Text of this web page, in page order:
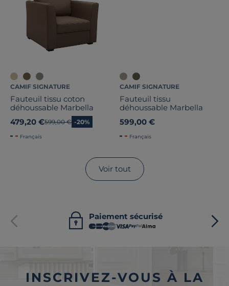
CAMIF SIGNATURE
Fauteuil tissu coton
déhoussable Marbella
479,20 €Ancien prix
599,00 € -20%
Français
CAMIF SIGNATURE
Fauteuil tissu
déhoussable Marbella
599,00 €
Français
Voir tout
Paiement sécurisé
INSCRIVEZ-VOUS À LA